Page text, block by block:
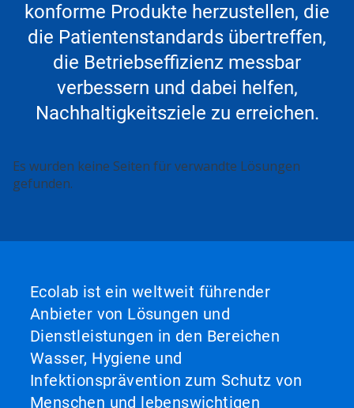
konforme Produkte herzustellen, die
die Patientenstandards übertreffen,
die Betriebseffizienz messbar
verbessern und dabei helfen,
Nachhaltigkeitsziele zu erreichen.
Dies
ist
ein
Sie
Weiter
Zurück,
navigieren,
oder
springen
Es wurden keine Seiten für verwandte Lösungen
gefunden.
Ecolab ist ein weltweit führender
Anbieter von Lösungen und
Dienstleistungen in den Bereichen
Wasser, Hygiene und
Infektionsprävention zum Schutz von
Menschen und lebenswichtigen